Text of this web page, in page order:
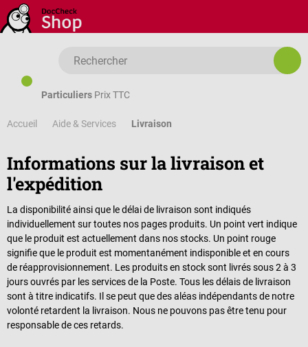
Passer au contenu principal
Particuliers Prix TTC
Accueil Aide & Services Livraison
Informations sur la livraison et
l'expédition
La disponibilité ainsi que le délai de livraison sont indiqués
individuellement sur toutes nos pages produits. Un point vert indique
que le produit est actuellement dans nos stocks. Un point rouge
signifie que le produit est momentanément indisponible et en cours
de réapprovisionnement. Les produits en stock sont livrés sous 2 à 3
jours ouvrés par les services de la Poste. Tous les délais de livraison
sont à titre indicatifs. Il se peut que des aléas indépendants de notre
volonté retardent la livraison. Nous ne pouvons pas être tenu pour
responsable de ces retards.